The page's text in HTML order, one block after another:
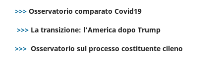
>>> Osservatorio comparato Covid19
>>> La transizione: l’America dopo Trump
>>> Osservatorio sul processo costituente cileno